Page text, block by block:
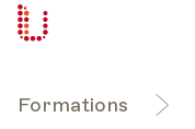
Formations